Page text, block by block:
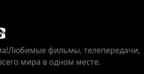
Любимые фильмы, телепередачи,
мира в одном месте.